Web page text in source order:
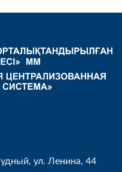
ул. Ленина, 44